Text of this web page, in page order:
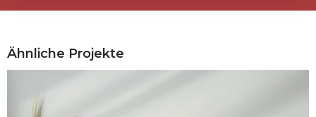
Ähnliche Projekte